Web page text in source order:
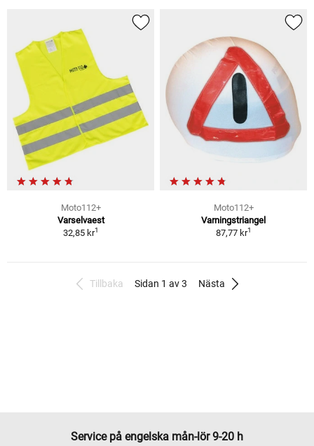
Moto112+
Varselvaest
32,85 kr1
Moto112+
Varningstriangel
87,77 kr1
Tillbaka Sidan 1 av 3 Nästa
Service på engelska mån-lör 9-20 h